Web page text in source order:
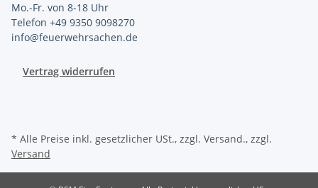
Mo.-Fr. von 8-18 Uhr
Telefon +49 9350 9098270
info@feuerwehrsachen.de
Vertrag widerrufen
* Alle Preise inkl. gesetzlicher USt., zzgl. Versand., zzgl.
Versand